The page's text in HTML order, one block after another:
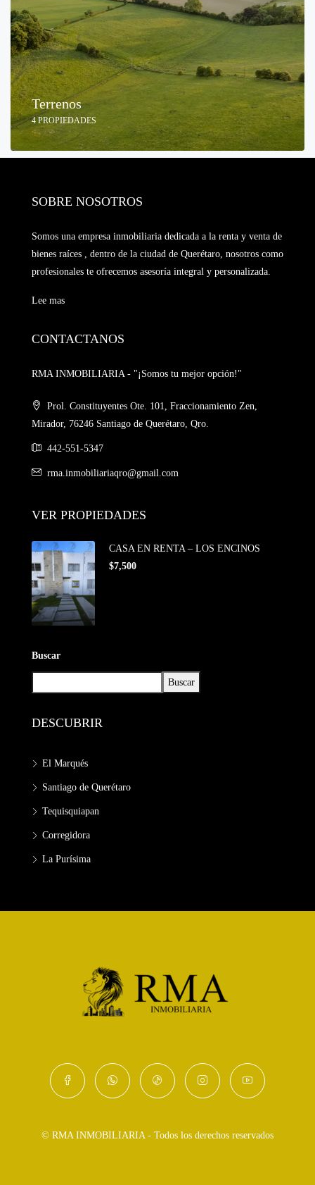
Terrenos
4 PROPIEDADES
SOBRE NOSOTROS
Somos una empresa inmobiliaria dedicada a la renta y venta de
bienes raíces , dentro de la ciudad de Querétaro, nosotros como
profesionales te ofrecemos asesoría integral y personalizada.
Lee mas
CONTACTANOS
RMA INMOBILIARIA - "¡Somos tu mejor opción!"
Prol. Constituyentes Ote. 101, Fraccionamiento Zen,
Mirador, 76246 Santiago de Querétaro, Qro.
442-551-5347
rma.inmobiliariaqro@gmail.com
VER PROPIEDADES
CASA EN RENTA – LOS ENCINOS
$7,500
Buscar
Buscar
DESCUBRIR
El Marqués
Santiago de Querétaro
Tequisquiapan
Corregidora
La Purísima
© RMA INMOBILIARIA - Todos los derechos reservados